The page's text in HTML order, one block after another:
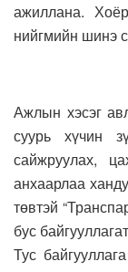
ажиллана.
нийгмийн шинэ
Ажлын хэсэг
суурь хүчин
сайжруулах,
анхаарлаа
төвтэй
бус
Тус